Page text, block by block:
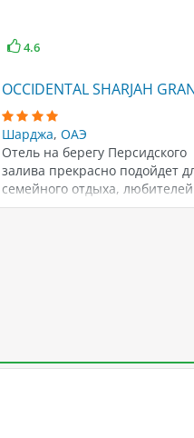
4.6
OCCIDENTAL SHARJAH
Шарджа, ОАЭ
Отель на берегу Персидского
залива прекрасно подойдет
семейного отдыха, любителей
недорогого, но достаточно